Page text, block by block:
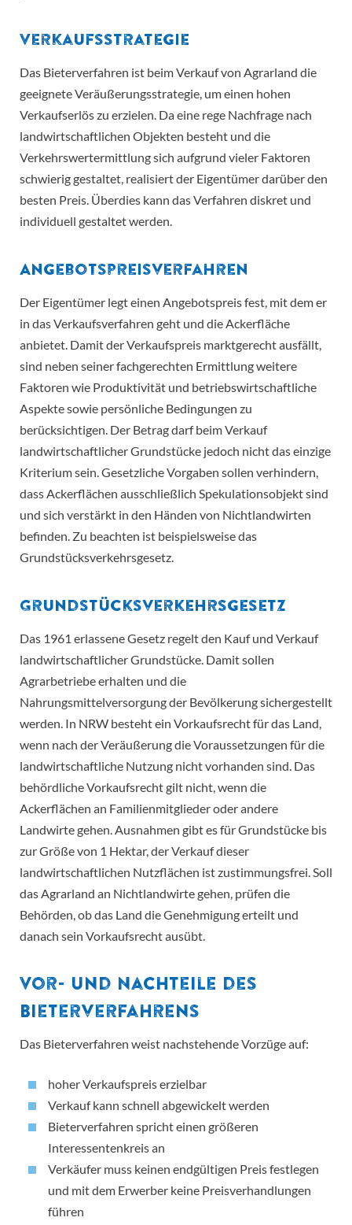
Verkaufsstrategie
Das Bieterverfahren ist beim Verkauf von Agrarland die
geeignete Veräußerungsstrategie, um einen hohen
Verkaufserlös zu erzielen. Da eine rege Nachfrage nach
landwirtschaftlichen Objekten besteht und die
Verkehrswertermittlung sich aufgrund vieler Faktoren
schwierig gestaltet, realisiert der Eigentümer darüber den
besten Preis. Überdies kann das Verfahren diskret und
individuell gestaltet werden.
Angebotspreisverfahren
Der Eigentümer legt einen Angebotspreis fest, mit dem er
in das Verkaufsverfahren geht und die Ackerfläche
anbietet. Damit der Verkaufspreis marktgerecht ausfällt,
sind neben seiner fachgerechten Ermittlung weitere
Faktoren wie Produktivität und betriebswirtschaftliche
Aspekte sowie persönliche Bedingungen zu
berücksichtigen. Der Betrag darf beim Verkauf
landwirtschaftlicher Grundstücke jedoch nicht das einzige
Kriterium sein. Gesetzliche Vorgaben sollen verhindern,
dass Ackerflächen ausschließlich Spekulationsobjekt sind
und sich verstärkt in den Händen von Nichtlandwirten
befinden. Zu beachten ist beispielsweise das
Grundstücksverkehrsgesetz.
Grundstücksverkehrsgesetz
Das 1961 erlassene Gesetz regelt den Kauf und Verkauf
landwirtschaftlicher Grundstücke. Damit sollen
Agrarbetriebe erhalten und die
Nahrungsmittelversorgung der Bevölkerung sichergestellt
werden. In NRW besteht ein Vorkaufsrecht für das Land,
wenn nach der Veräußerung die Voraussetzungen für die
landwirtschaftliche Nutzung nicht vorhanden sind. Das
behördliche Vorkaufsrecht gilt nicht, wenn die
Ackerflächen an Familienmitglieder oder andere
Landwirte gehen. Ausnahmen gibt es für Grundstücke bis
zur Größe von 1 Hektar, der Verkauf dieser
landwirtschaftlichen Nutzflächen ist zustimmungsfrei. Soll
das Agrarland an Nichtlandwirte gehen, prüfen die
Behörden, ob das Land die Genehmigung erteilt und
danach sein Vorkaufsrecht ausübt.
Vor- und Nachteile des
Bieterverfahrens
Das Bieterverfahren weist nachstehende Vorzüge auf:
hoher Verkaufspreis erzielbar
Verkauf kann schnell abgewickelt werden
Bieterverfahren spricht einen größeren
Interessentenkreis an
Verkäufer muss keinen endgültigen Preis festlegen
und mit dem Erwerber keine Preisverhandlungen
führen